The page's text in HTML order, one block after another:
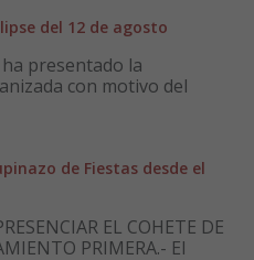
del 12 de agosto
presentado la
con motivo del
de Fiestas desde el
EL COHETE DE
PRIMERA.- El